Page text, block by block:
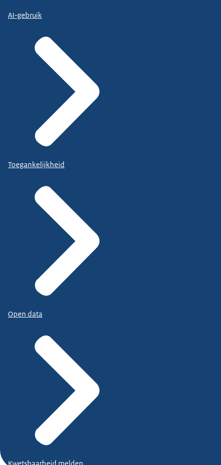
AI-gebruik
Toegankelijkheid
Open data